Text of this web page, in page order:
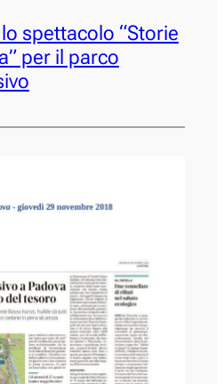
spettacolo “Storie
per il parco